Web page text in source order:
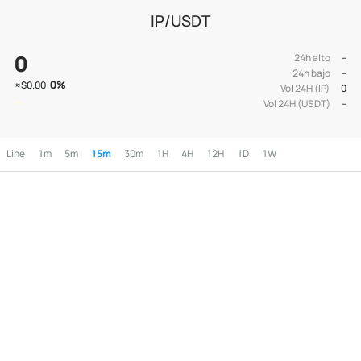
IP/USDT
0
≈$0.00 0%
24h alto
--
24h bajo
--
Vol 24H (IP)
0
Vol 24H (USDT)
--
Line 1m 5m 15m 30m 1H 4H 12H 1D 1W